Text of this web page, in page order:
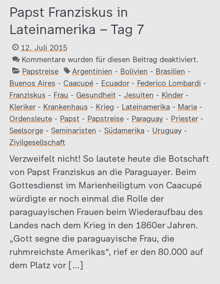
Papst Franziskus in
Lateinamerika – Tag 7
12. Juli 2015
Kommentare wurden für diesen Beitrag deaktiviert.
Papstreise
Argentinien - Bolivien - Brasilien -
Buenos Aires - Caacupé- Ecuador- Federico Lombardi -
Franziskus - Frau - Gesundheit - Jesuiten - Kinder-
Kleriker- Krankenhaus - Krieg - Lateinamerika- Maria-
Ordensleute- Papst - Papstreise- Paraguay- Priester-
Seelsorge- Seminaristen - Südamerika- Uruguay-
Zivilgesellschaft
Verzweifelt nicht! So lautete heute die Botschaft
von Papst Franziskus an die Paraguayer. Beim
Gottesdienst im Marienheiligtum von Caacupé
würdigte er noch einmal die Rolle der
paraguayischen Frauen beim Wiederaufbau des
Landes nach dem Krieg in den 1860er Jahren.
„Gott segne die paraguayische Frau, die
ruhmreichste Amerikas“, rief er den 80.000 auf
dem Platz vor […]